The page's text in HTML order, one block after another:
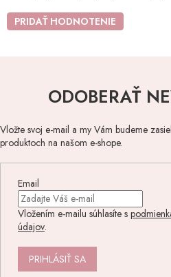
PRIDAŤ HODNOTENIE
ODOBERAŤ
Vložte svoj e-mail a my Vám budeme
produktoch na našom e-shope.
Email
Vložením e-mailu súhlasíte s
údajov.
PRIHLÁSIŤ SA